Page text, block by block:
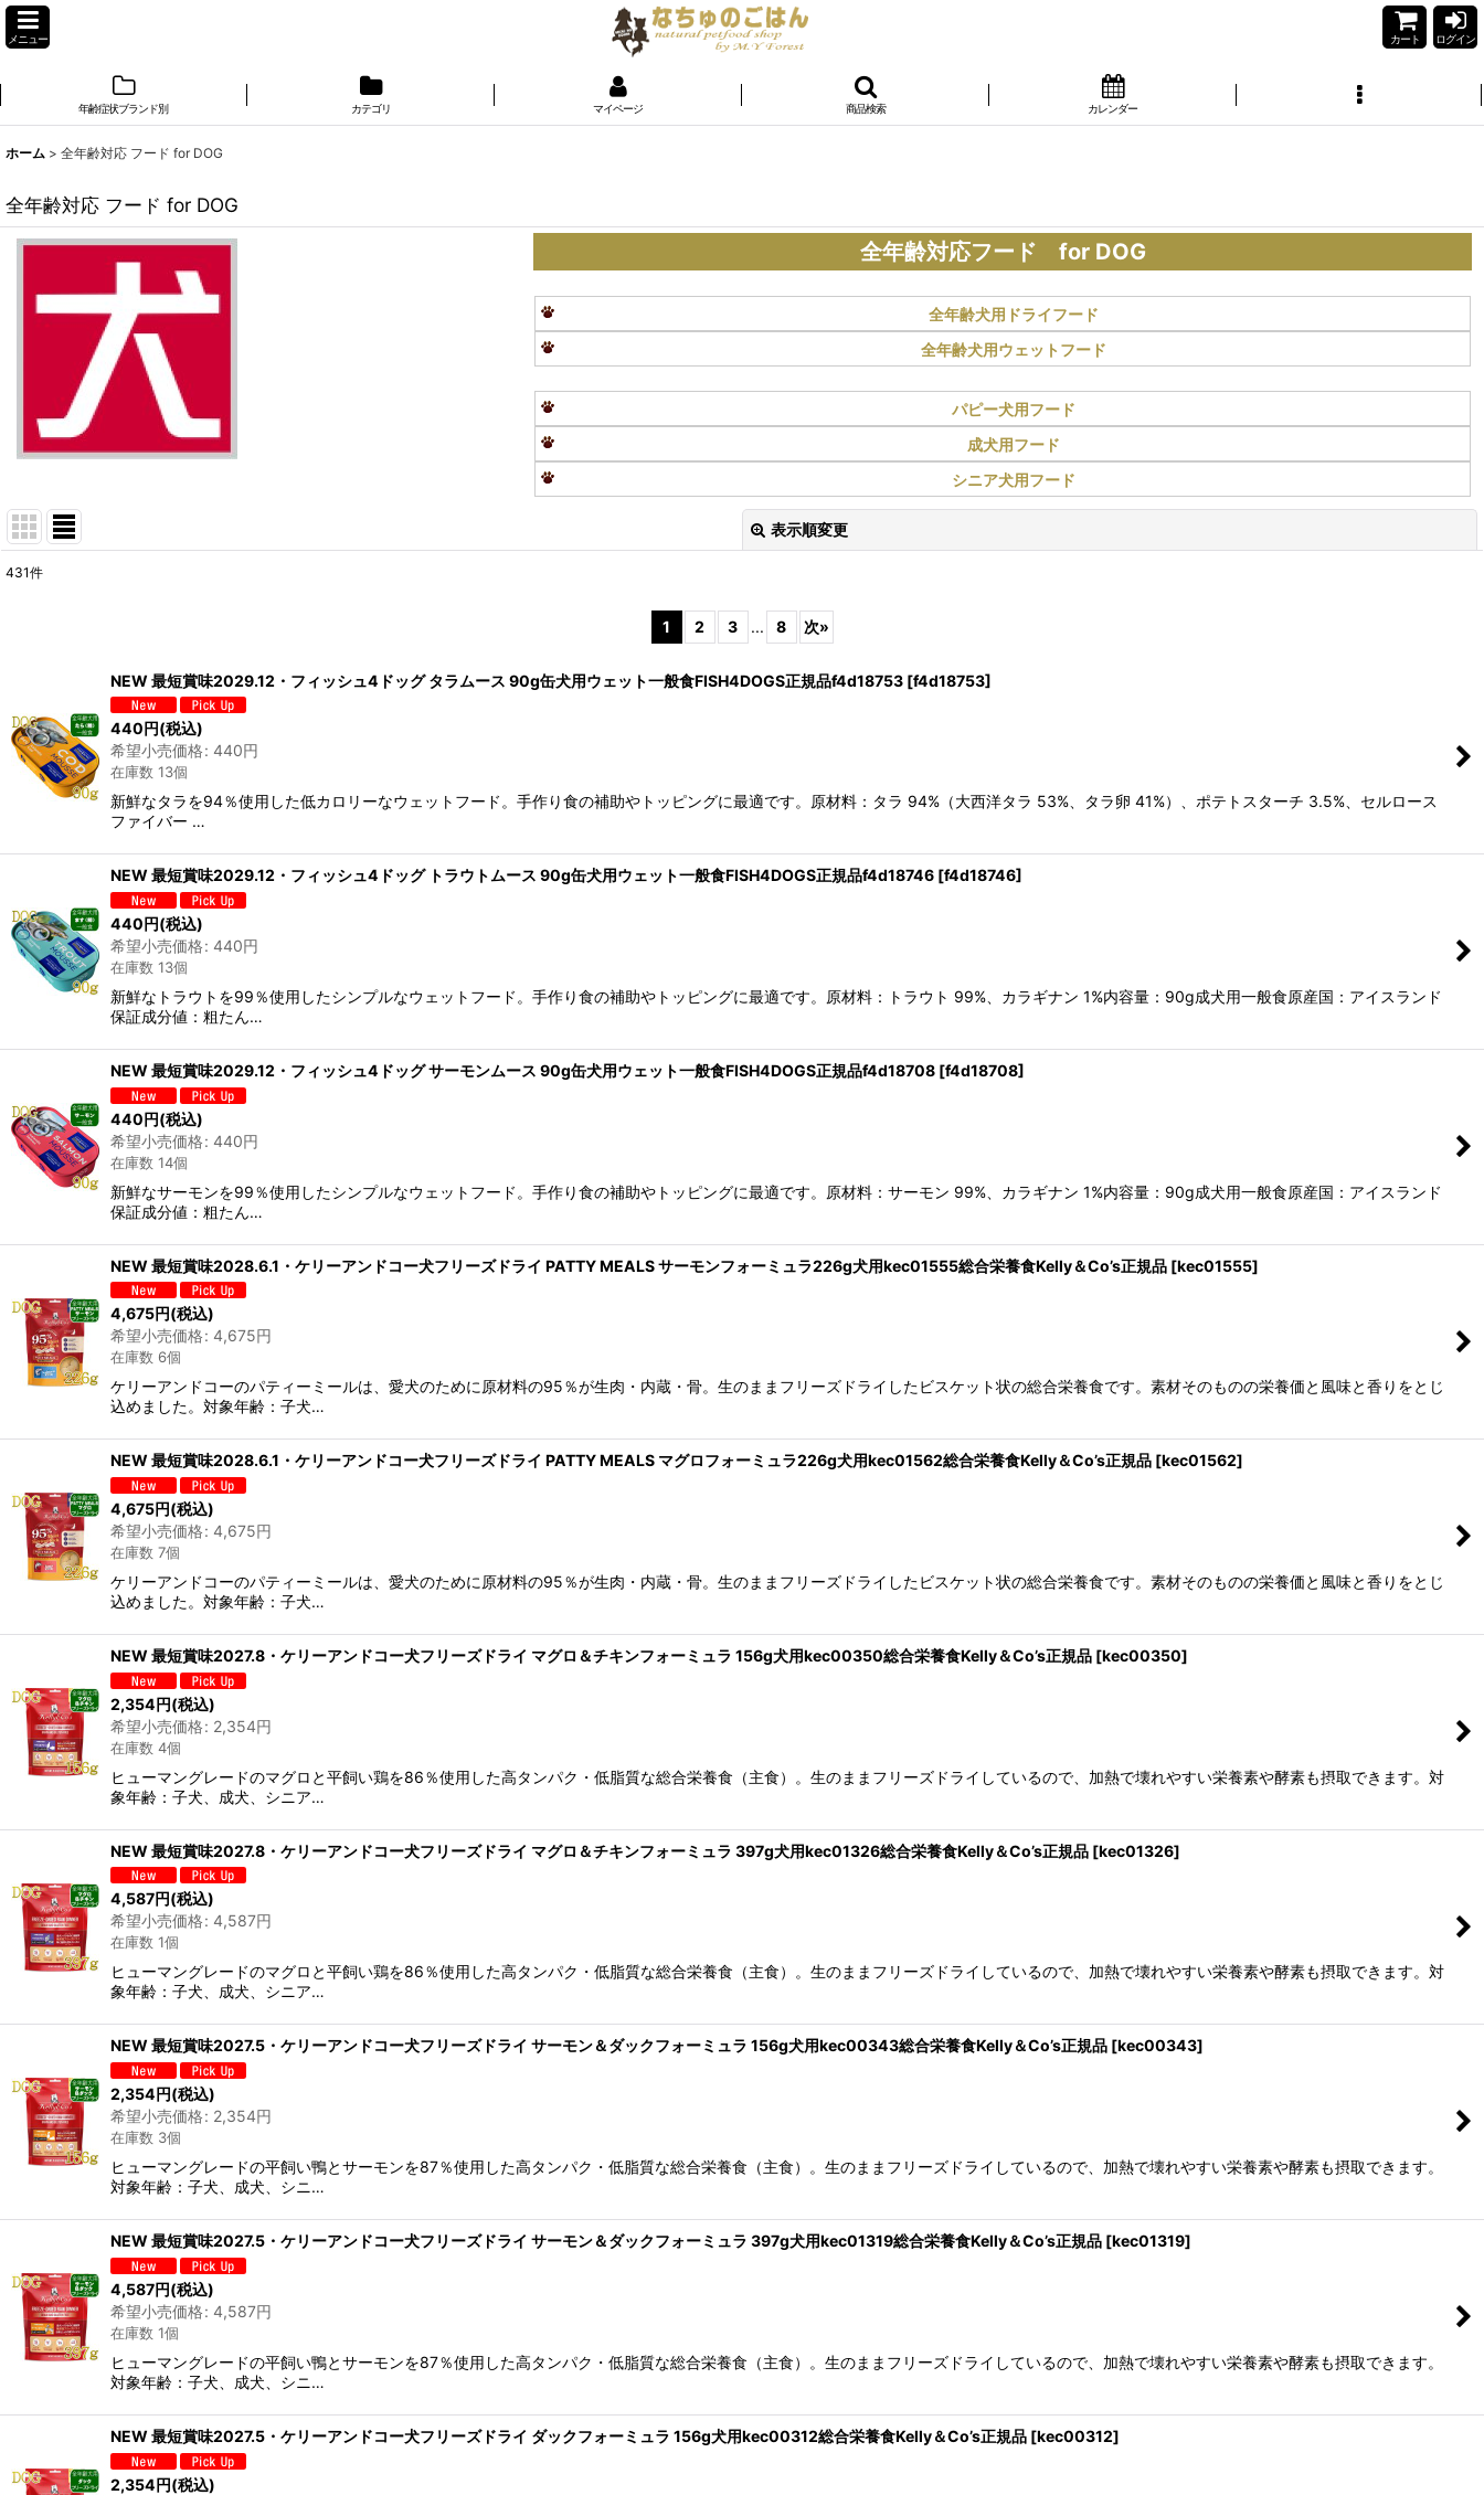
メニュー カート ログイン
年齢症状ブランド別 カテゴリ マイページ 商品検索 カレンダー
ホーム > 全年齢対応 フード for DOG
全年齢対応 フード for DOG
全年齢対応フード for DOG
全年齢犬用ドライフード
全年齢犬用ウェットフード
パピー犬用フード
成犬用フード
シニア犬用フード
表示順変更
431件
1 2 3 ... 8 次»
NEW 最短賞味2029.12・フィッシュ4ドッグ タラムース 90g缶犬用ウェット一般食FISH4DOGS正規品f4d18753 [f4d18753]
440 円(税込)
希望小売価格: 440円
在庫数 13個
新鮮なタラを94％使用した低カロリーなウェットフード。手作り食の補助やトッピングに最適です。原材料：タラ 94%（大西洋タラ 53%、タラ卵 41%）、ポテトスターチ 3.5%、セルロース
ファイバー …
NEW 最短賞味2029.12・フィッシュ4ドッグ トラウトムース 90g缶犬用ウェット一般食FISH4DOGS正規品f4d18746 [f4d18746]
440円(税込)
希望小売価格: 440円
在庫数 13個
新鮮なトラウトを99％使用したシンプルなウェットフード。手作り食の補助やトッピングに最適です。原材料：トラウト 99%、カラギナン 1%内容量：90g成犬用一般食原産国：アイスランド
保証成分値：粗たん…
NEW 最短賞味2029.12・フィッシュ4ドッグ サーモンムース 90g缶犬用ウェット一般食FISH4DOGS正規品f4d18708 [f4d18708]
440円(税込)
希望小売価格: 440円
在庫数 14個
新鮮なサーモンを99％使用したシンプルなウェットフード。手作り食の補助やトッピングに最適です。原材料：サーモン 99%、カラギナン 1%内容量：90g成犬用一般食原産国：アイスランド
保証成分値：粗たん…
NEW 最短賞味2028.6.1・ケリーアンドコー犬フリーズドライ PATTY MEALS サーモンフォーミュラ226g犬用kec01555総合栄養食Kelly＆Co’s正規品 [kec01555]
4,675円(税込)
希望小売価格: 4,675円
在庫数 6個
ケリーアンドコーのパティーミールは、愛犬のために原材料の95％が生肉・内蔵・骨。生のままフリーズドライしたビスケット状の総合栄養食です。素材そのものの栄養価と風味と香りをとじ
込めました。対象年齢：子犬…
NEW 最短賞味2028.6.1・ケリーアンドコー犬フリーズドライ PATTY MEALS マグロフォーミュラ226g犬用kec01562総合栄養食Kelly＆Co’s正規品 [kec01562]
4,675円(税込)
希望小売価格: 4,675円
在庫数 7個
ケリーアンドコーのパティーミールは、愛犬のために原材料の95％が生肉・内蔵・骨。生のままフリーズドライしたビスケット状の総合栄養食です。素材そのものの栄養価と風味と香りをとじ
込めました。対象年齢：子犬…
NEW 最短賞味2027.8・ケリーアンドコー犬フリーズドライ マグロ＆チキンフォーミュラ 156g犬用kec00350総合栄養食Kelly＆Co’s正規品 [kec00350]
2,354円(税込)
希望小売価格: 2,354円
在庫数 4個
ヒューマングレードのマグロと平飼い鶏を86％使用した高タンパク・低脂質な総合栄養食（主食）。生のままフリーズドライしているので、加熱で壊れやすい栄養素や酵素も摂取できます。対
象年齢：子犬、成犬、シニア…
NEW 最短賞味2027.8・ケリーアンドコー犬フリーズドライ マグロ＆チキンフォーミュラ 397g犬用kec01326総合栄養食Kelly＆Co’s正規品 [kec01326]
4,587円(税込)
希望小売価格: 4,587円
在庫数 1個
ヒューマングレードのマグロと平飼い鶏を86％使用した高タンパク・低脂質な総合栄養食（主食）。生のままフリーズドライしているので、加熱で壊れやすい栄養素や酵素も摂取できます。対
象年齢：子犬、成犬、シニア…
NEW 最短賞味2027.5・ケリーアンドコー犬フリーズドライ サーモン＆ダックフォーミュラ 156g犬用kec00343総合栄養食Kelly＆Co’s正規品 [kec00343]
2,354円(税込)
希望小売価格: 2,354円
在庫数 3個
ヒューマングレードの平飼い鴨とサーモンを87％使用した高タンパク・低脂質な総合栄養食（主食）。生のままフリーズドライしているので、加熱で壊れやすい栄養素や酵素も摂取できます。
対象年齢：子犬、成犬、シニ…
NEW 最短賞味2027.5・ケリーアンドコー犬フリーズドライ サーモン＆ダックフォーミュラ 397g犬用kec01319総合栄養食Kelly＆Co’s正規品 [kec01319]
4,587円(税込)
希望小売価格: 4,587円
在庫数 1個
ヒューマングレードの平飼い鴨とサーモンを87％使用した高タンパク・低脂質な総合栄養食（主食）。生のままフリーズドライしているので、加熱で壊れやすい栄養素や酵素も摂取できます。
対象年齢：子犬、成犬、シニ…
NEW 最短賞味2027.5・ケリーアンドコー犬フリーズドライ ダックフォーミュラ 156g犬用kec00312総合栄養食Kelly＆Co’s正規品 [kec00312]
2,354円(税込)